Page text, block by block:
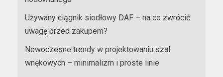
Używany ciągnik siodłowy DAF – na co zwrócić
uwagę przed zakupem?
Nowoczesne trendy w projektowaniu szaf
wnękowych – minimalizm i proste linie